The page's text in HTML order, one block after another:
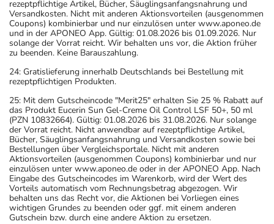
rezeptpflichtige Artikel, Bücher, Säuglingsanfangsnahrung und
Versandkosten. Nicht mit anderen Aktionsvorteilen (ausgenommen
Coupons) kombinierbar und nur einzulösen unter www.aponeo.de
und in der APONEO App. Gültig: 01.08.2026 bis 01.09.2026. Nur
solange der Vorrat reicht. Wir behalten uns vor, die Aktion früher
zu beenden. Keine Barauszahlung.
24: Gratislieferung innerhalb Deutschlands bei Bestellung mit
rezeptpflichtigen Produkten.
25: Mit dem Gutscheincode "Merit25" erhalten Sie 25 % Rabatt auf
das Produkt Eucerin Sun Gel-Creme Oil Control LSF 50+, 50 ml
(PZN 10832664). Gültig: 01.08.2026 bis 31.08.2026. Nur solange
der Vorrat reicht. Nicht anwendbar auf rezeptpflichtige Artikel,
Bücher, Säuglingsanfangsnahrung und Versandkosten sowie bei
Bestellungen über Vergleichsportale. Nicht mit anderen
Aktionsvorteilen (ausgenommen Coupons) kombinierbar und nur
einzulösen unter www.aponeo.de oder in der APONEO App. Nach
Eingabe des Gutscheincodes im Warenkorb, wird der Wert des
Vorteils automatisch vom Rechnungsbetrag abgezogen. Wir
behalten uns das Recht vor, die Aktionen bei Vorliegen eines
wichtigen Grundes zu beenden oder ggf. mit einem anderen
Gutschein bzw. durch eine andere Aktion zu ersetzen.